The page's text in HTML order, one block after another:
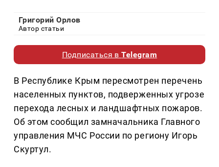
Григорий Орлов
Автор статьи
Подписаться вTelegram
В Республике Крым пересмотрен перечень
населенных пунктов, подверженных угрозе
перехода лесных и ландшафтных пожаров.
Об этом сообщил замначальника Главного
управления МЧС России по региону Игорь
Скуртул.